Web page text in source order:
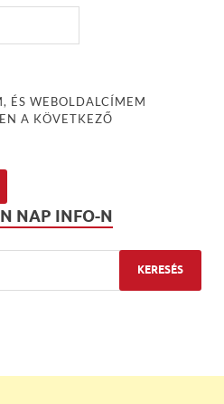
ÉS WEBOLDALCÍMEM
A KÖVETKEZŐ
NAP INFO-N